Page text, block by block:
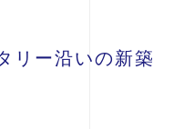
リー沿いの新築